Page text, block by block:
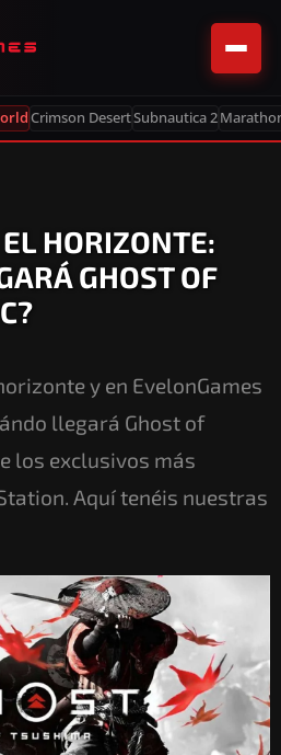
Crimson DesertSubnautica 2
HORIZONTE:
GHOST OF
y en EvelonGames
llegará Ghost of
los exclusivos más
Aquí tenéis nuestras